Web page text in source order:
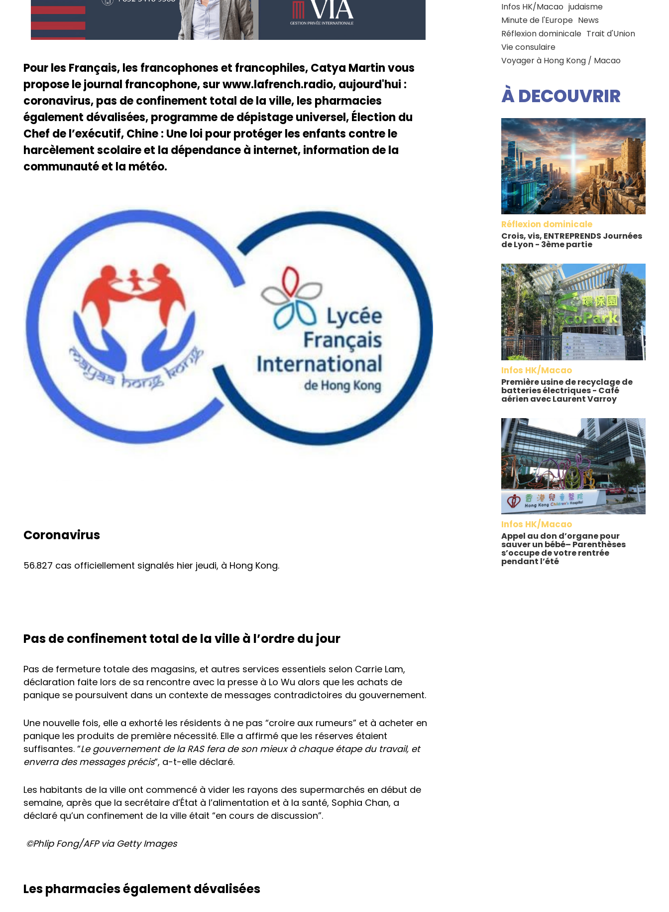
Pour les Français, les francophones et francophiles, Catya Martin vous
propose le journal francophone, sur www.lafrench.radio, aujourd'hui :
coronavirus, pas de confinement total de la ville, les pharmacies
également dévalisées, programme de dépistage universel, Élection du
Chef de l’exécutif, Chine : Une loi pour protéger les enfants contre le
harcèlement scolaire et la dépendance à internet, information de la
communauté et la météo.
Coronavirus
56.827 cas officiellement signalés hier jeudi, à Hong Kong.
Pas de confinement total de la ville à l’ordre du jour
Pas de fermeture totale des magasins, et autres services essentiels selon Carrie Lam,
déclaration faite lors de sa rencontre avec la presse à Lo Wu alors que les achats de
panique se poursuivent dans un contexte de messages contradictoires du gouvernement.
Une nouvelle fois, elle a exhorté les résidents à ne pas “croire aux rumeurs” et à acheter en
panique les produits de première nécessité. Elle a affirmé que les réserves étaient
suffisantes. “Le gouvernement de la RAS fera de son mieux à chaque étape du travail, et
enverra des messages précis“, a-t-elle déclaré.
Les habitants de la ville ont commencé à vider les rayons des supermarchés en début de
semaine, après que la secrétaire d’État à l’alimentation et à la santé, Sophia Chan, a
déclaré qu’un confinement de la ville était “en cours de discussion”.
©Phlip Fong/AFP via Getty Images
Les pharmacies également dévalisées
Infos HK/Macao judaisme
Minute de l'Europe News
Réflexion dominicale Trait d'Union
Vie consulaire
Voyager à Hong Kong / Macao
À DECOUVRIR
Réflexion dominicale
Crois, vis, ENTREPRENDS Journées
de Lyon - 3ème partie
Infos HK/Macao
Première usine de recyclage de
batteries électriques - Café
aérien avec Laurent Varroy
Infos HK/Macao
Appel au don d’organe pour
sauver un bébé– Parenthèses
s’occupe de votre rentrée
pendant l’été